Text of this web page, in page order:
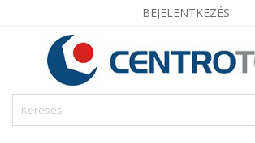
BEJELENTKEZÉS